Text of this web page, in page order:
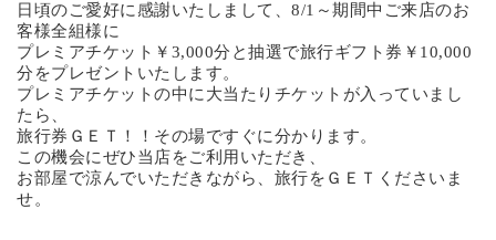
日頃のご愛好に感謝いたしまして、8/1～期間中ご来店のお
客様全組様に
プレミアチケット￥3,000分と抽選で旅行ギフト券￥10,000
分をプレゼントいたします。
プレミアチケットの中に大当たりチケットが入っていまし
たら、
旅行券ＧＥＴ！！その場ですぐに分かります。
この機会にぜひ当店をご利用いただき、
お部屋で涼んでいただきながら、旅行をＧＥＴくださいま
せ。